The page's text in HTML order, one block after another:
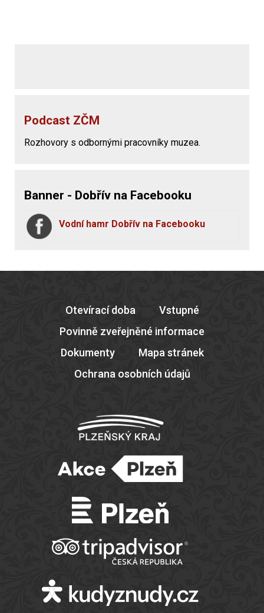
Podcast ZČM
Rozhovory s odbornými pracovníky muzea.
Banner - Dobřív na Facebooku
Vodní hamr Dobřív na Facebooku
Otevírací doba
Vstupné
Povinně zveřejněné informace
Dokumenty
Mapa stránek
Ochrana osobních údajů